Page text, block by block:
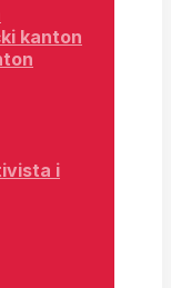
kanton
i